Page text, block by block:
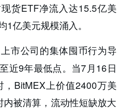
货ETF净流入达15.5亿美
1亿美元规模涌入​​。
上市公司的集体囤币行为导
近9年最低点。当7月16日
BitMEX上价值2400万美
被清算，​​流动性短缺放大